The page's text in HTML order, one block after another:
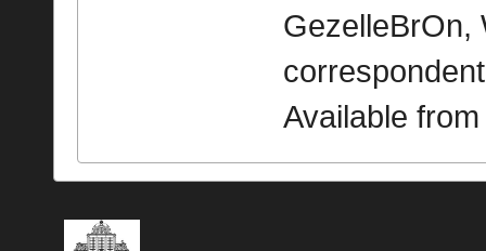
GezelleBrOn,
Available